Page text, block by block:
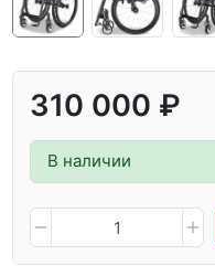
310 000 ₽
В наличии